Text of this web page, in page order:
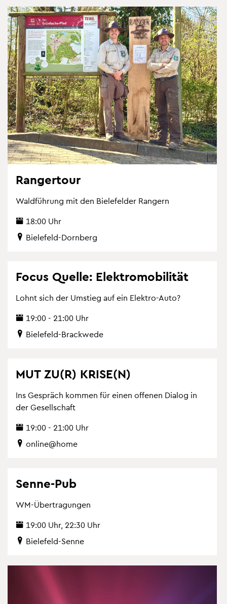
Ran­ger­tour
Wald­füh­rung mit den Bie­le­fel­der Ran­gern
18:00 Uhr
Bie­le­feld-Dorn­berg
Focus Quel­le: Elek­tro­mo­bi­li­tät
Lohnt sich der Um­stieg auf ein Elek­tro-Auto?
19:00 - 21:00 Uhr
Bie­le­feld-Brack­we­de
MUT ZU(R) KRISE(N)
Ins Ge­spräch kom­men für einen of­fe­nen Dia­log in
der Ge­sell­schaft
19:00 - 21:00 Uhr
on­line@home
Senne-Pub
WM-Über­tra­gun­gen
19:00 Uhr, 22:30 Uhr
Bie­le­feld-Senne